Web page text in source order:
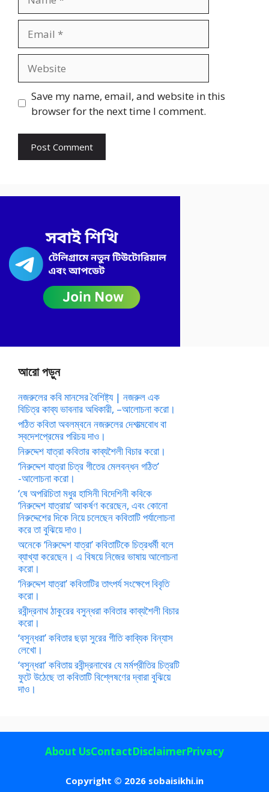
Save my name, email, and website in this
browser for the next time I comment.
আরো পড়ুন
নজরুলের কবি মানসের বৈশিষ্ট্য | নজরুল এক
বিচিত্র কাব্য ভাবনার অধিকারী, –আলোচনা করো।
পঠিত কবিতা অবলম্বনে নজরুলের দেশাত্মবোধ বা
স্বদেশপ্রেমের পরিচয় দাও।
নিরুদ্দেশ যাত্রা কবিতার কাব্যশৈলী বিচার করো।
‘নিরুদ্দেশ যাত্রা চিত্র গীতের মেলবন্ধন গঠিত’
-আলোচনা করো।
‘ষে অপরিচিতা মধুর হাসিনী বিদেশিনী কবিকে
‘নিরুদ্দেশ যাত্রায়’ আকর্ষণ করেছেন, এবং কোনো
নিরুদ্দেশের দিকে নিয়ে চলেছেন কবিতাটি পর্যালোচনা
করে তা বুঝিয়ে দাও।
অনেকে ‘নিরুদ্দেশ যাত্রা’ কবিতাটিকে চিত্রধর্মী বলে
ব্যাখ্যা করেছেন। এ বিষয়ে নিজের ভাষায় আলোচনা
করো।
‘নিরুদ্দেশ যাত্রা’ কবিতাটির তাৎপর্য সংক্ষেপে বিবৃতি
করো।
রবীন্দ্রনাথ ঠাকুরের বসুন্ধরা কবিতার কাব্যশৈলী বিচার
করো।
‘বসুন্ধরা’ কবিতার ছড়া সুরের গীতি কাব্যিক বিন্যাস
লেখো।
‘বসুন্ধরা’ কবিতায় রবীন্দ্রনাথের যে মর্মপ্রীতির চিত্রটি
ফুটে উঠেছে তা কবিতাটি বিশ্লেষণের দ্বারা বুঝিয়ে
দাও।
Copyright © 2026 sobaisikhi.in
About UsContactDisclaimerPrivacy